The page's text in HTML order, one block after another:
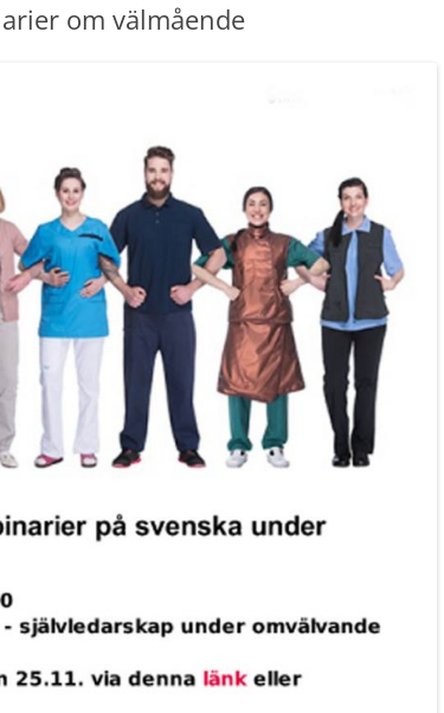
om välmående